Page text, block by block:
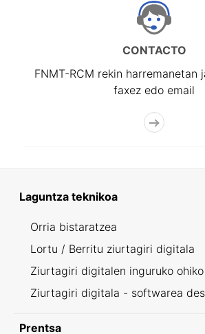
CONTACTO
FNMT-RCM rekin harremanetan
faxez edo email
Laguntza teknikoa
Orria bistaratzea
Lortu / Berritu ziurtagiri digitala
Ziurtagiri digitalen inguruko
Ziurtagiri digitala - softwarea
Prentsa